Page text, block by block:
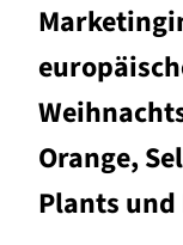
Orange,
Plants